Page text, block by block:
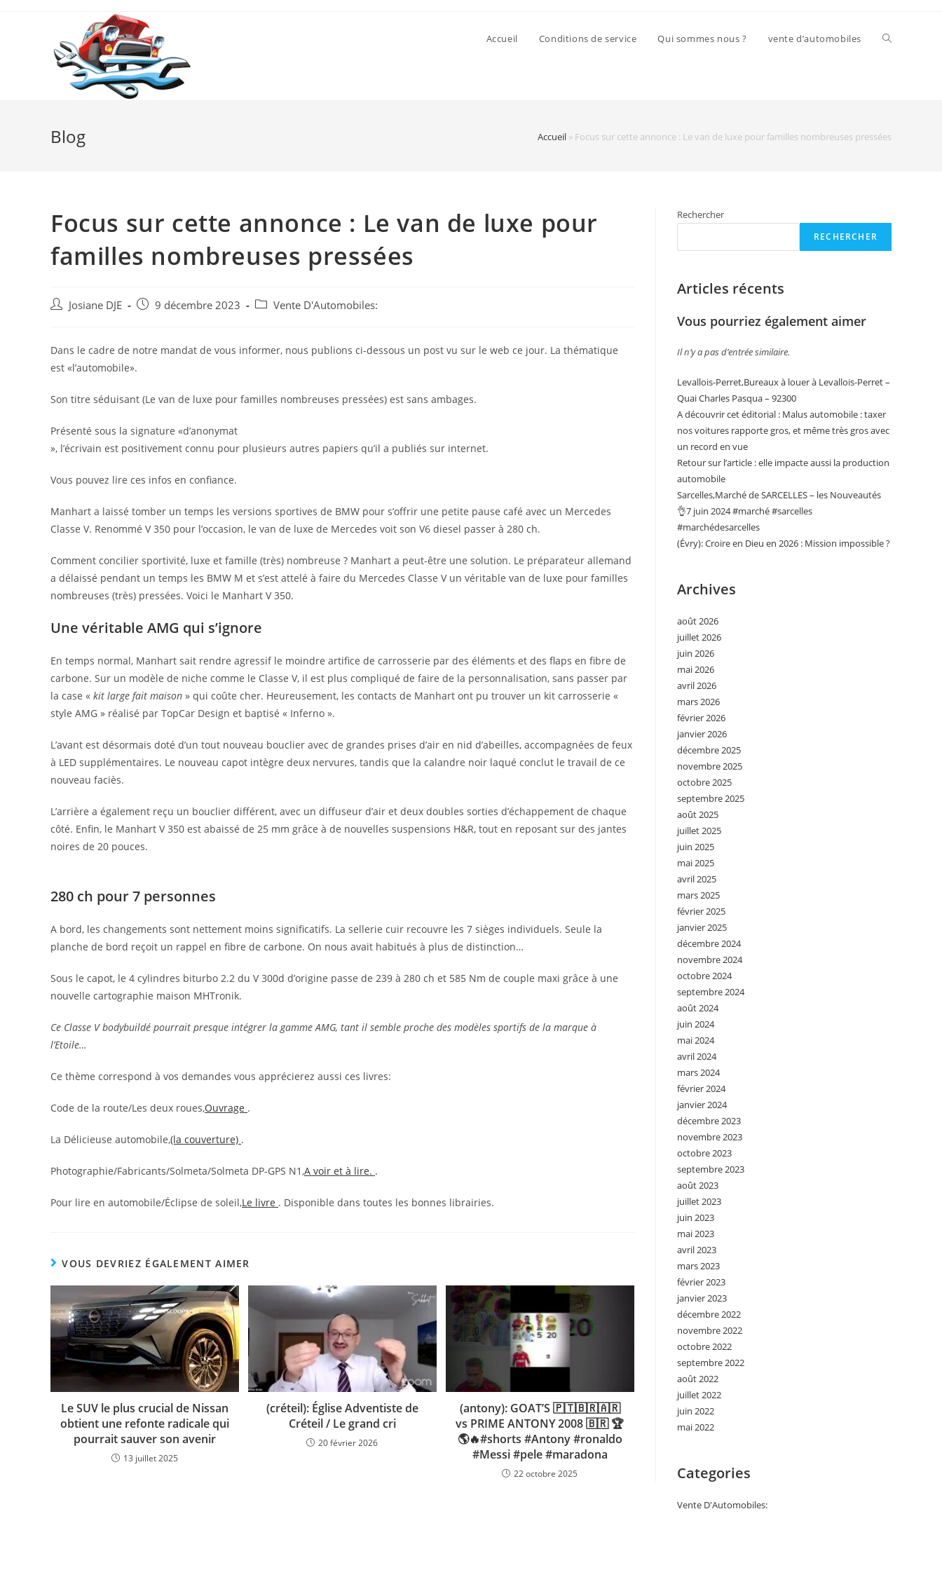
Accueil Conditions de service Qui sommes nous ? vente d’automobiles
Blog Accueil » Focus sur cette annonce : Le van de luxe pour familles nombreuses pressées
Focus sur cette annonce : Le van de luxe pour
familles nombreuses pressées
Auteur/autrice
publication :
Josiane DJE
Post9 décembre 2023
PostVente D'Automobiles:
Dans le cadre de notre mandat de vous informer, nous publions ci-dessous un post vu sur le web ce jour. La thématique
est «l’automobile».
Son titre séduisant (Le van de luxe pour familles nombreuses pressées) est sans ambages.
Présenté sous la signature «d’anonymat
», l’écrivain est positivement connu pour plusieurs autres papiers qu’il a publiés sur internet.
Vous pouvez lire ces infos en confiance.
Manhart a laissé tomber un temps les versions sportives de BMW pour s’offrir une petite pause café avec un Mercedes
Classe V. Renommé V 350 pour l’occasion, le van de luxe de Mercedes voit son V6 diesel passer à 280 ch.
Comment concilier sportivité, luxe et famille (très) nombreuse ? Manhart a peut-être une solution. Le préparateur allemand
a délaissé pendant un temps les BMW M et s’est attelé à faire du Mercedes Classe V un véritable van de luxe pour familles
nombreuses (très) pressées. Voici le Manhart V 350.
Une véritable AMG qui s’ignore
En temps normal, Manhart sait rendre agressif le moindre artifice de carrosserie par des éléments et des flaps en fibre de
carbone. Sur un modèle de niche comme le Classe V, il est plus compliqué de faire de la personnalisation, sans passer par
la case « kit large fait maison » qui coûte cher. Heureusement, les contacts de Manhart ont pu trouver un kit carrosserie «
style AMG » réalisé par TopCar Design et baptisé « Inferno ».
L’avant est désormais doté d’un tout nouveau bouclier avec de grandes prises d’air en nid d’abeilles, accompagnées de feux
à LED supplémentaires. Le nouveau capot intègre deux nervures, tandis que la calandre noir laqué conclut le travail de ce
nouveau faciès.
L’arrière a également reçu un bouclier différent, avec un diffuseur d’air et deux doubles sorties d’échappement de chaque
côté. Enfin, le Manhart V 350 est abaissé de 25 mm grâce à de nouvelles suspensions H&R, tout en reposant sur des jantes
noires de 20 pouces.
280 ch pour 7 personnes
A bord, les changements sont nettement moins significatifs. La sellerie cuir recouvre les 7 sièges individuels. Seule la
planche de bord reçoit un rappel en fibre de carbone. On nous avait habitués à plus de distinction…
Sous le capot, le 4 cylindres biturbo 2.2 du V 300d d’origine passe de 239 à 280 ch et 585 Nm de couple maxi grâce à une
nouvelle cartographie maison MHTronik.
Ce Classe V bodybuildé pourrait presque intégrer la gamme AMG, tant il semble proche des modèles sportifs de la marque à
l’Etoile…
Ce thème correspond à vos demandes vous apprécierez aussi ces livres:
Code de la route/Les deux roues,Ouvrage .
La Délicieuse automobile,(la couverture) .
Photographie/Fabricants/Solmeta/Solmeta DP-GPS N1,A voir et à lire. .
Pour lire en automobile/Éclipse de soleil,Le livre . Disponible dans toutes les bonnes librairies.
VOUS DEVRIEZ ÉGALEMENT AIMER
Le SUV le plus crucial de Nissan
obtient une refonte radicale qui
pourrait sauver son avenir
13 juillet 2025
(créteil): Église Adventiste de
Créteil / Le grand cri
20 février 2026
(antony): GOAT’S 🇵🇹🇧🇷🇦🇷
vs PRIME ANTONY 2008 🇧🇷 🏆
🌎🔥#shorts #Antony #ronaldo
#Messi #pele #maradona
22 octobre 2025
Rechercher
RECHERCHER
Articles récents
Vous pourriez également aimer
Il n’y a pas d’entrée similaire.
Levallois-Perret,Bureaux à louer à Levallois-Perret –
Quai Charles Pasqua – 92300
A découvrir cet éditorial : Malus automobile : taxer
nos voitures rapporte gros, et même très gros avec
un record en vue
Retour sur l’article : elle impacte aussi la production
automobile
Sarcelles,Marché de SARCELLES – les Nouveautés
👌7 juin 2024 #marché #sarcelles
#marchédesarcelles
(Évry): Croire en Dieu en 2026 : Mission impossible ?
Archives
août 2026
juillet 2026
juin 2026
mai 2026
avril 2026
mars 2026
février 2026
janvier 2026
décembre 2025
novembre 2025
octobre 2025
septembre 2025
août 2025
juillet 2025
juin 2025
mai 2025
avril 2025
mars 2025
février 2025
janvier 2025
décembre 2024
novembre 2024
octobre 2024
septembre 2024
août 2024
juin 2024
mai 2024
avril 2024
mars 2024
février 2024
janvier 2024
décembre 2023
novembre 2023
octobre 2023
septembre 2023
août 2023
juillet 2023
juin 2023
mai 2023
avril 2023
mars 2023
février 2023
janvier 2023
décembre 2022
novembre 2022
octobre 2022
septembre 2022
août 2022
juillet 2022
juin 2022
mai 2022
Categories
Vente D'Automobiles: